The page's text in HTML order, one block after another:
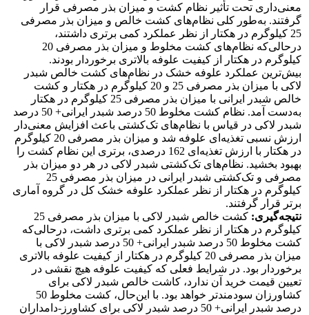
معنی‌داری تحت تأثیر نظام کشت و میزان بذر مصرفی قرار
گرفتند. به‌طور کلی نظام‌های کشت خالص و میزان بذر مصرفی
25 کیلوگرم در هکتار از نظر عملکرد کمی برتری داشتند،
درحالی‌که نظام‌های کشت مخلوط و میزان بذر مصرفی 20
کیلوگرم در هکتار از کیفیت علوفه بالاتری برخوردار بودند.
بیش‌ترین عملکرد علوفه خشک در نظام‌های کشت خالص شبدر
لاکی با میزان بذر مصرفی 25 و 20 کیلوگرم در هکتار و کشت
خالص شبدر ایرانی با میزان بذر مصرفی 25 کیلوگرم در هکتار
به‌دست آمد. نظام کشت مخلوط 50 درصد شبدر ایرانی+ 50 درصد
شبدر لاکی در قیاس با نظام‌های تک‌کشتی باعث افزایش معنی‌دار
ارزش نسبی تغذیه‌ای علوفه شد و میزان بذر مصرفی 20 کیلوگرم
در هکتار با ارزش تغذیه‌ای 162 درصدی، برتری این نظام کشت را
بهبود بخشید. نظام‌های تک‌کشتی شبدر لاکی در هر دو میزان بذر
مصرفی و تک‌کشتی شبدر ایرانی در میزان بذر مصرفی 25
کیلوگرم در هکتار از نظر عملکرد علوفه خشک کل در گروه آماری
برتر قرار گرفتند.
نتیجه‌گیری:
کشت خالص شبدر لاکی با میزان بذر مصرفی 25
کیلوگرم در هکتار از نظر عملکرد کمی برتری داشت، درحالی‌که
کشت مخلوط 50 درصد شبدر ایرانی+ 50 درصد شبدر لاکی با
میزان بذر مصرفی 20 کیلوگرم در هکتار از کیفیت علوفه بالاتری
برخوردار بود. در شرایط فعلی که کیفیت علوفه هیچ نقشی در
تعیین قیمت خرید آن ندارد، کاشت خالص شبدر لاکی برای
کشاورزان سودمندتر خواهد بود. با این‌حال، کشت مخلوط 50
درصد شبدر ایرانی+ 50 درصد شبدر لاکی برای کشاورز-دامداران